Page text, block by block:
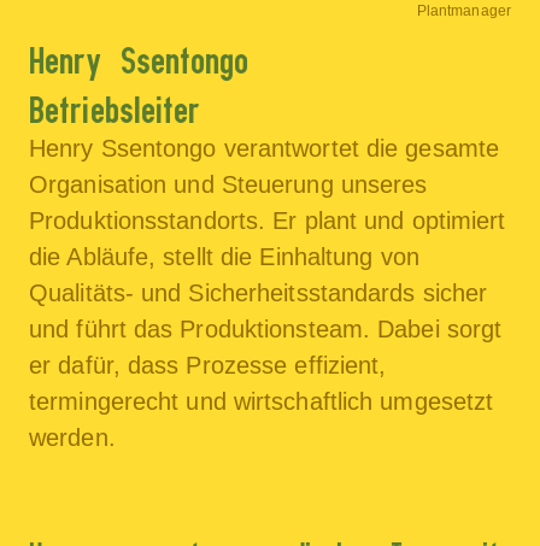
Plantmanager
Henry Ssentongo
Betriebsleiter
Henry Ssentongo verantwortet die gesamte
Organisation und Steuerung unseres
Produktionsstandorts. Er plant und optimiert
die Abläufe, stellt die Einhaltung von
Qualitäts- und Sicherheitsstandards sicher
und führt das Produktionsteam. Dabei sorgt
er dafür, dass Prozesse effizient,
termingerecht und wirtschaftlich umgesetzt
werden.